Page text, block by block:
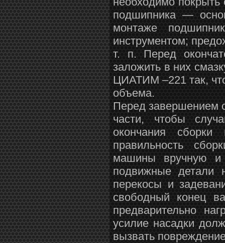
подшипника —
монтаже
инструментом;
т. п. Перед
заложить в них
ЦИАТИМ –221 так,
объема.
Перед завершением
части, чтобы
окончания
правильность
машины вручную и
подвижные детали
перекосы и
свободный конец
предварительно
усилие насадки
вызвать